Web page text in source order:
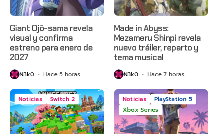
Giant Ojō-sama revela
visual y confirma
estreno para enero de
2027
N3k0 Hace 5 horas
Made in Abyss:
Mezameru Shinpi revela
nuevo tráiler, reparto y
tema musical
N3k0 Hace 7 horas
Noticias Switch 2 Noticias
PlayStation 5
Xbox Series